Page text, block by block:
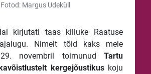
Margus Udeküll
kirjutati taas killuke Raatuse
Nimelt tõid kaks meie
novembril toimunud Tartu
kergejõustikus koju